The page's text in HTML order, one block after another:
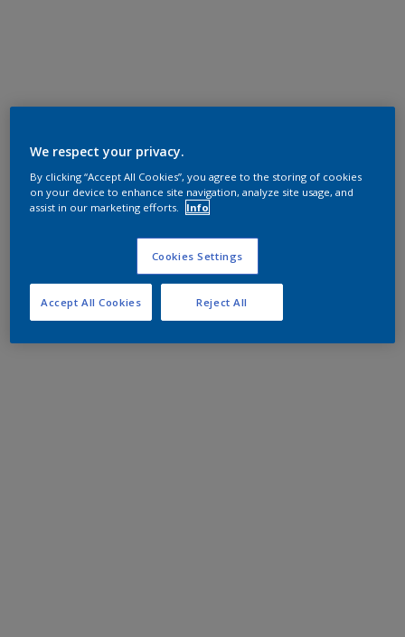
We respect your privacy.
By clicking “Accept All Cookies”, you agree to the storing of cookies
on your device to enhance site navigation, analyze site usage, and
assist in our marketing efforts.
Info
Cookies Settings
Reject All
Accept All Cookies